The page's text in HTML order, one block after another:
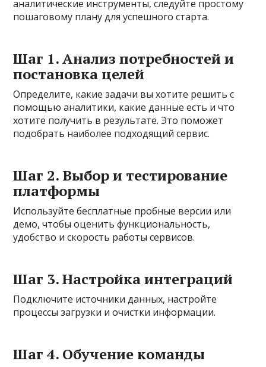
аналитические инструменты, следуйте простому
пошаговому плану для успешного старта.
Шаг 1. Анализ потребностей и
постановка целей
Определите, какие задачи вы хотите решить с
помощью аналитики, какие данные есть и что
хотите получить в результате. Это поможет
подобрать наиболее подходящий сервис.
Шаг 2. Выбор и тестирование
платформы
Используйте бесплатные пробные версии или
демо, чтобы оценить функциональность,
удобство и скорость работы сервисов.
Шаг 3. Настройка интеграций
Подключите источники данных, настройте
процессы загрузки и очистки информации.
Шаг 4. Обучение команды